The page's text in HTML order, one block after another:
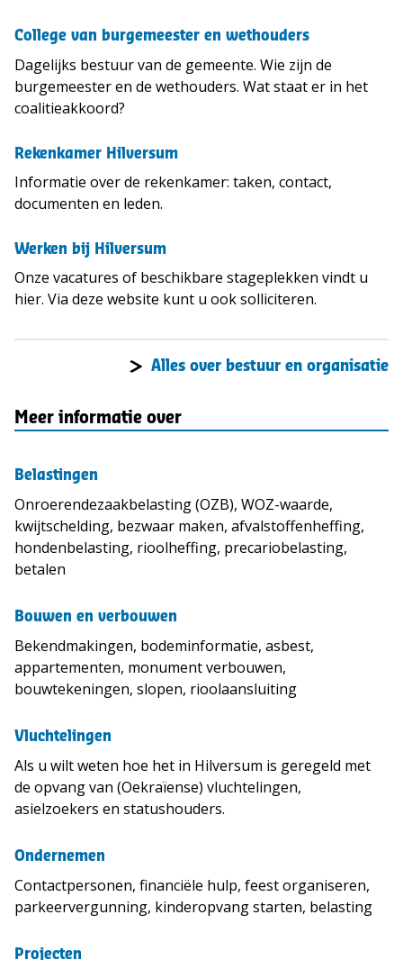
College van burgemeester en wethouders
Dagelijks bestuur van de gemeente. Wie zijn de
burgemeester en de wethouders. Wat staat er in het
coalitieakkoord?
Rekenkamer Hilversum
Informatie over de rekenkamer: taken, contact,
documenten en leden.
Werken bij Hilversum
Onze vacatures of beschikbare stageplekken vindt u
hier. Via deze website kunt u ook solliciteren.
Alles over bestuur en organisatie
Meer informatie over
Belastingen
Onroerendezaakbelasting (OZB), WOZ-waarde,
kwijtschelding, bezwaar maken, afvalstoffenheffing,
hondenbelasting, rioolheffing, precariobelasting,
betalen
Bouwen en verbouwen
Bekendmakingen, bodeminformatie, asbest,
appartementen, monument verbouwen,
bouwtekeningen, slopen, rioolaansluiting
Vluchtelingen
Als u wilt weten hoe het in Hilversum is geregeld met
de opvang van (Oekraïense) vluchtelingen,
asielzoekers en statushouders.
Ondernemen
Contactpersonen, financiële hulp, feest organiseren,
parkeervergunning, kinderopvang starten, belasting
Projecten